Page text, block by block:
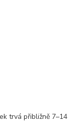
trvá přibližně 7–14